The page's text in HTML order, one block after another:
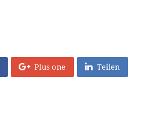
Plus one Teilen